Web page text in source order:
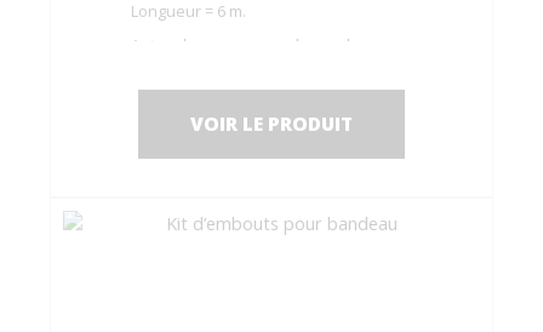
Longueur = 6 m.
Autres longueurs sur demande.
VOIR LE PRODUIT